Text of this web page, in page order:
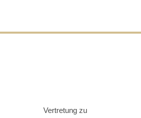
Vertretung zu